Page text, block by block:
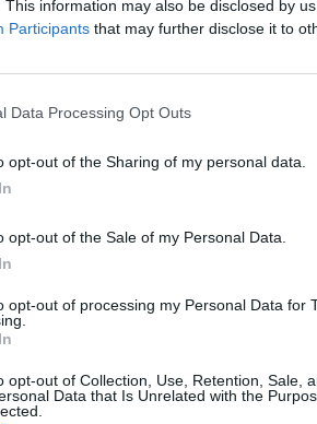
This information may also be disclosed by
Participants that may further disclose it to
Data Processing Opt Outs
opt-out of the Sharing of my personal data.
opt-out of the Sale of my Personal Data.
opt-out of processing my Personal Data for
opt-out of Collection, Use, Retention, Sale,
Data that Is Unrelated with the
και την Παρασκευή 22
και μάθετε πρώτοιόλες τις